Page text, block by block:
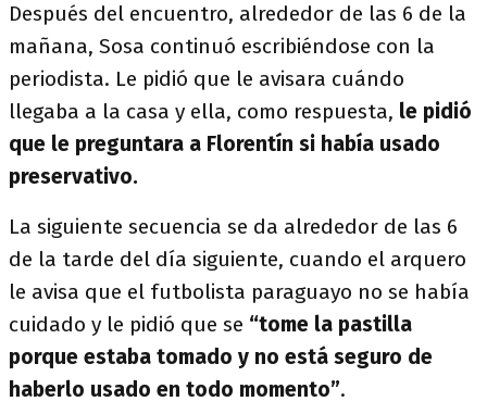
Después del encuentro, alrededor de las 6 de la
mañana, Sosa continuó escribiéndose con la
periodista. Le pidió que le avisara cuándo
llegaba a la casa y ella, como respuesta, le pidió
que le preguntara a Florentín si había usado
preservativo.
La siguiente secuencia se da alrededor de las 6
de la tarde del día siguiente, cuando el arquero
le avisa que el futbolista paraguayo no se había
cuidado y le pidió que se “tome la pastilla
porque estaba tomado y no está seguro de
haberlo usado en todo momento”.